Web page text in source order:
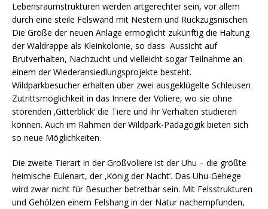
Lebensraumstrukturen werden artgerechter sein, vor allem
durch eine steile Felswand mit Nestern und Rückzugsnischen.
Die Größe der neuen Anlage ermöglicht zukünftig die Haltung
der Waldrappe als Kleinkolonie, so dass Aussicht auf
Brutverhalten, Nachzucht und vielleicht sogar Teilnahme an
einem der Wiederansiedlungsprojekte besteht.
Wildparkbesucher erhalten über zwei ausgeklügelte Schleusen
Zutrittsmöglichkeit in das Innere der Voliere, wo sie ohne
störenden ‚Gitterblick‘ die Tiere und ihr Verhalten studieren
können. Auch im Rahmen der Wildpark-Pädagogik bieten sich
so neue Möglichkeiten.
Die zweite Tierart in der Großvoliere ist der Uhu – die größte
heimische Eulenart, der ‚König der Nacht‘. Das Uhu-Gehege
wird zwar nicht für Besucher betretbar sein. Mit Felsstrukturen
und Gehölzen einem Felshang in der Natur nachempfunden,